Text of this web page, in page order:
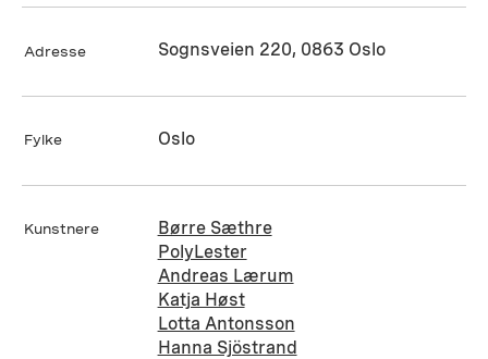
Adresse Sognsveien 220, 0863 Oslo
Fylke Oslo
Kunstnere
Børre Sæthre
PolyLester
Andreas Lærum
Katja Høst
Lotta Antonsson
Hanna Sjöstrand